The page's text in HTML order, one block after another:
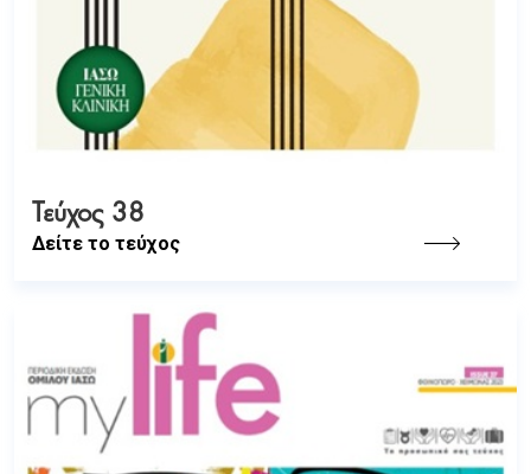
Τεύχος 38
Δείτε το τεύχος